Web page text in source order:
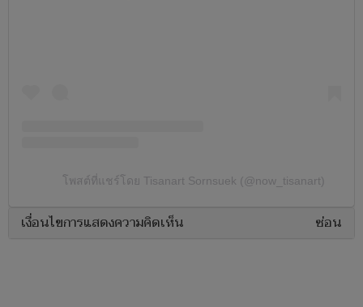
โพสต์ที่แชร์โดย Tisanart Sornsuek (@now_tisanart)
เงื่อนไขการแสดงความคิดเห็น ซ่อน